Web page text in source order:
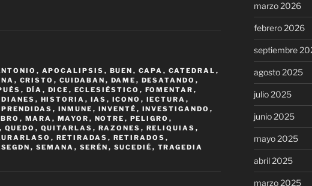
, APOCALIPSIS , BUEN , CAPA , CATEDRAL ,
, CRISTO , CUIDABAN , DAME , DESATANDO ,
, DÍA , DICE , ECLESIÉSTICO , FOMENTAR ,
, HISTORIA , IAS , ICONO , IECTURA ,
, INMUNE , INVENTÉ , INVESTIGANDO ,
, MARA , MAYOR , NOTRE , PELIGRO ,
, QUEDO , QUITARLAS , RAZONES , RELIQUIAS ,
, RETIRADAS , RETIRADOS ,
SEGDN , SEMANA , SERÉN , SUCEDIÉ , TRAGEDIA
marzo 2026
febrero 2026
septiembre
agosto 2025
julio 2025
junio 2025
mayo 2025
abril 2025
marzo 2025